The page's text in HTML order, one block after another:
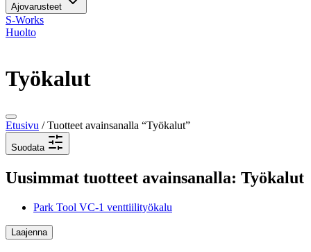
Ajovarusteet
S-Works
Huolto
Työkalut
Etusivu / Tuotteet avainsanalla “Työkalut”
Suodata
Uusimmat tuotteet avainsanalla: Työkalut
Park Tool VC-1 venttiilityökalu
Laajenna